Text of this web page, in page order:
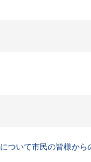
ついて市民の皆様から